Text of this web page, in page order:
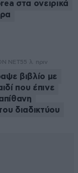
στα ονειρικά
NET55 λ. πριν
βιβλίο με
που έπινε
διαδικτύου